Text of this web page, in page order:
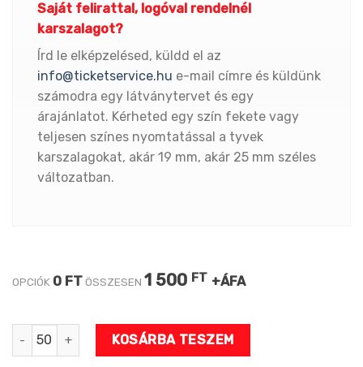
Saját felirattal, logóval rendelnél
karszalagot?
Írd le elképzelésed, küldd el az
info@ticketservice.hu e-mail címre és küldünk
számodra egy látványtervet és egy
árajánlatot. Kérheted egy szín fekete vagy
teljesen színes nyomtatással a tyvek
karszalagokat, akár 19 mm, akár 25 mm széles
változatban.
OPCIÓK 0 FTÖSSZESEN 1 500 FT +ÁFA
Delfin mintázatú karszalag mennyiség
KOSÁRBA TESZEM